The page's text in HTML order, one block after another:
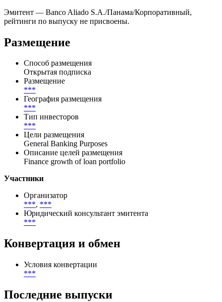
Эмитент — Banco Aliado S.A./Панама/Корпоративный,
рейтинги по выпуску не присвоены.
Размещение
Способ размещения
Открытая подписка
Размещение
***
География размещения
***
Тип инвесторов
***
Цели размещения
General Banking Purposes
Описание целей размещения
Finance growth of loan portfolio
Участники
Организатор
***, ***
Юридический консультант эмитента
***
Конвертация и обмен
Условия конвертации
***
Последние выпуски